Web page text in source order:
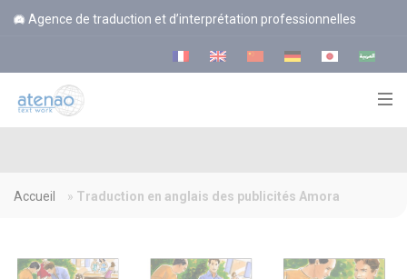
Agence de traduction et d’interprétation professionnelles
Accueil » Traduction en anglais des publicités Amora
Panneau de gestion des cookies